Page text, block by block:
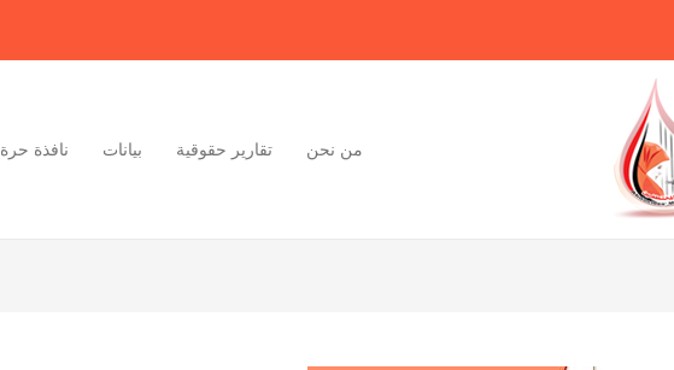
من نحن تقارير حقوقية بيانات نافذة حرة